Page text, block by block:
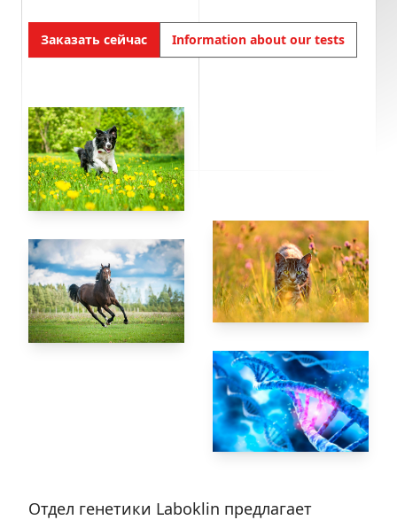
Заказать сейчас Information about our tests
Отдел генетики Laboklin предлагает